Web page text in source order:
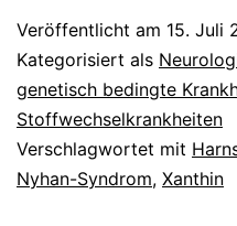
Veröffentlicht am 15. Juli
Kategorisiert als
genetisch bedingte
Stoffwechselkrankheiten
Verschlagwortet mit
Nyhan-Syndrom, Xanthin